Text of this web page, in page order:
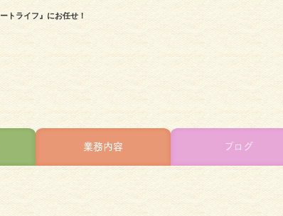
トライフ』にお任せ！
業務内容 ブログ